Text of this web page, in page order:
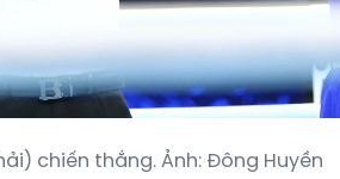
chiến thắng. Ảnh: Đông Huyền